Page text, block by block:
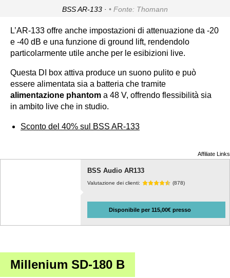
BSS AR-133 · Fonte: Thomann
L’AR-133 offre anche impostazioni di attenuazione da -20
e -40 dB e una funzione di ground lift, rendendolo
particolarmente utile anche per le esibizioni live.
Questa DI box attiva produce un suono pulito e può
essere alimentata sia a batteria che tramite
alimentazione phantom a 48 V, offrendo flessibilità sia
in ambito live che in studio.
Sconto del 40% sul BSS AR-133
Affiliate Links
BSS Audio AR133
Valutazione dei clienti: (878)
Disponibile per 115,00€ presso
Millenium SD-180 B